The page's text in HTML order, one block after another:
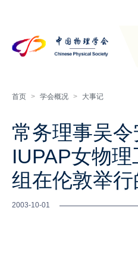
首页 > 学会概况 > 大事记
常务理事吴
IUPAP女物
组在伦敦举行
2003-10-01